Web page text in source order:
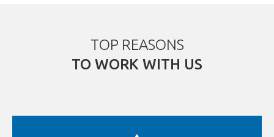
TOP REASONS
TO WORK WITH US